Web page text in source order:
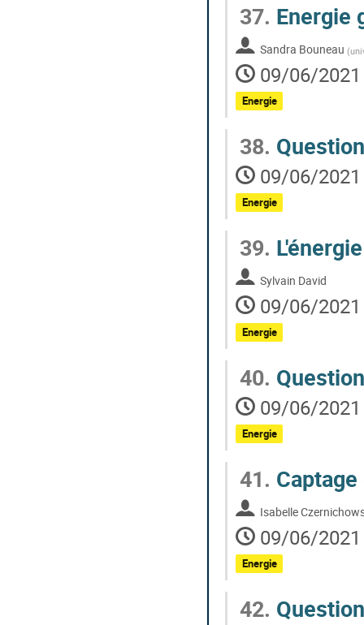
Aller
à
la
page
de
la
37. Energie
Sandra Bouneau (
09/06/
Energie
38.
09/06/
Energie
39.
Sylvain David
09/06/
Energie
40.
09/06/
Energie
41.
Isabelle
09/06/
Energie
42.